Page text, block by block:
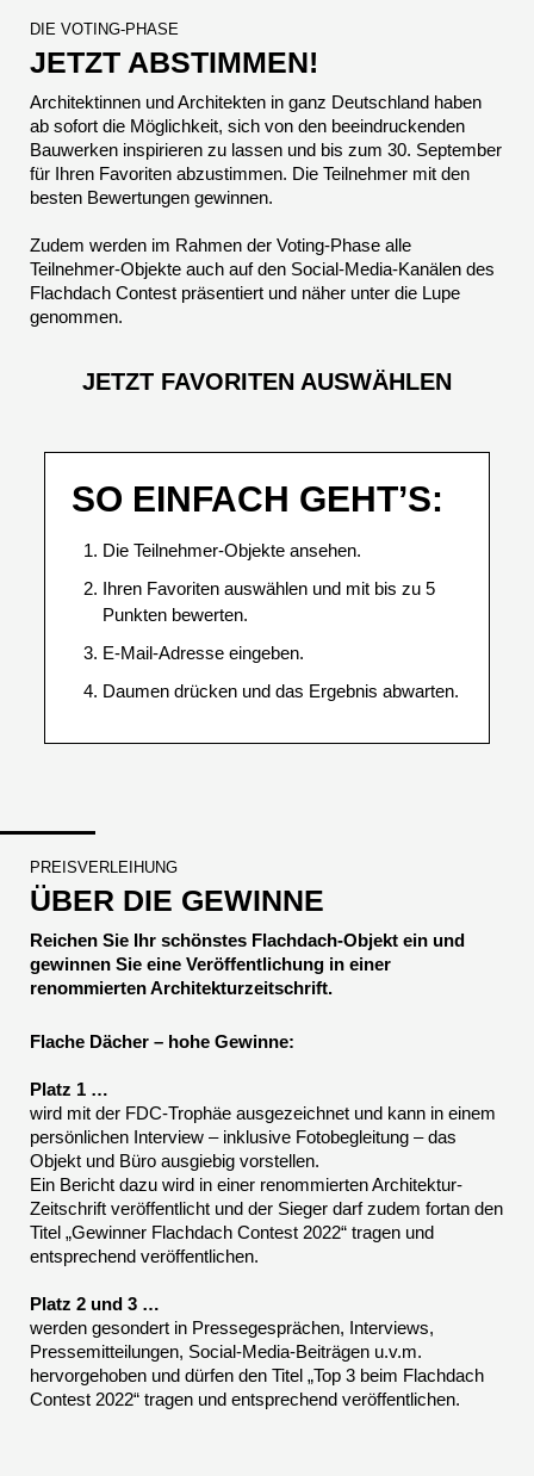
DIE VOTING-PHASE
JETZT ABSTIMMEN!
Architektinnen und Architekten in ganz Deutschland haben
ab sofort die Möglichkeit, sich von den beeindruckenden
Bauwerken inspirieren zu lassen und bis zum 30. September
für Ihren Favoriten abzustimmen. Die Teilnehmer mit den
besten Bewertungen gewinnen.
Zudem werden im Rahmen der Voting-Phase alle
Teilnehmer-Objekte auch auf den Social-Media-Kanälen des
Flachdach Contest präsentiert und näher unter die Lupe
genommen.
JETZT FAVORITEN AUSWÄHLEN
SO EINFACH GEHT’S:
Die Teilnehmer-Objekte ansehen.
Ihren Favoriten auswählen und mit bis zu 5
Punkten bewerten.
E-Mail-Adresse eingeben.
Daumen drücken und das Ergebnis abwarten.
PREISVERLEIHUNG
ÜBER DIE GEWINNE
Reichen Sie Ihr schönstes Flachdach-Objekt ein und
gewinnen Sie eine Veröffentlichung in einer
renommierten Architekturzeitschrift.
Flache Dächer – hohe Gewinne:
Platz 1 …
wird mit der FDC-Trophäe ausgezeichnet und kann in einem
persönlichen Interview – inklusive Fotobegleitung – das
Objekt und Büro ausgiebig vorstellen.
Ein Bericht dazu wird in einer renommierten Architektur-
Zeitschrift veröffentlicht und der Sieger darf zudem fortan den
Titel „Gewinner Flachdach Contest 2022“ tragen und
entsprechend veröffentlichen.
Platz 2 und 3 …
werden gesondert in Pressegesprächen, Interviews,
Pressemitteilungen, Social-Media-Beiträgen u.v.m.
hervorgehoben und dürfen den Titel „Top 3 beim Flachdach
Contest 2022“ tragen und entsprechend veröffentlichen.